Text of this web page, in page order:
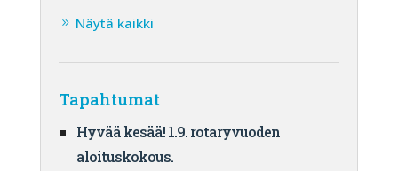
Näytä kaikki
Tapahtumat
Hyvää kesää! 1.9. rotaryvuoden
aloituskokous.